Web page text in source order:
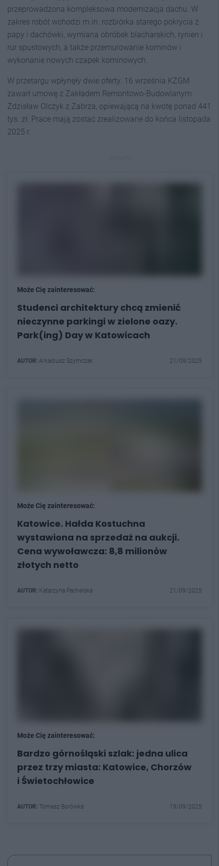
przeprowadzona kompleksowa modernizacja dachu. W
zakres robót wchodzi m.in. rozbiórka starego pokrycia z
papy i dachówki, wymiana obróbek blacharskich, rynien i
rur spustowych, a także przemurowanie kominów i
wykonanie nowych czapek kominowych.
W przetargu wpłynęły dwie oferty. 16 września KZGM
zawarł umowę z Zakładem Remontowo-Budowlanym
Zdzisław Olczyk z Zabrza, opiewającą na kwotę ponad 441
tys. zł. Prace mają zostać zrealizowane do końca listopada
2025 r.
Może Cię zainteresować:
Studenci architektury chcą zmienić
nieczynne parkingi w zielone oazy.
Park(ing) Day w Katowicach
AUTOR: Arkadiusz Szymczak 21/09/2025
Może Cię zainteresować:
Katowice. Hałda Kostuchna
wystawiona na sprzedaż na aukcji.
Cena wywoławcza: 8,8 milionów
złotych netto
AUTOR: Katarzyna Pachelska 21/09/2025
Może Cię zainteresować:
Bardzo górnośląski szlak: jedna ulica
przez trzy miasta: Katowice, Chorzów
i Świetochłowice
AUTOR: Tomasz Borówka 19/09/2025